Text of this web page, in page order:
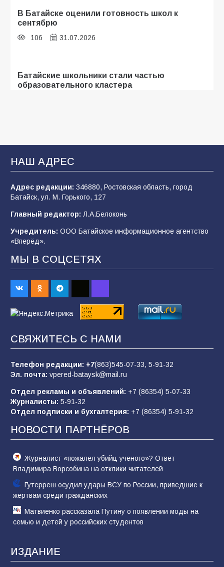
В Батайске оценили готовность школ к
сентябрю
106 31.07.2026
Батайские школьники стали частью
образовательного кластера
деле происходит в армии России в августе
2026 года
101 03.08.2026
Батайчане привезли 20 наград с областных
соревнований
91 06.08.2026
пропагандистский вброс
«Слухами Москву не возьмёшь»: почему
заявления Киева о мобилизации — это
отчаяние, а не разведка
81 02.08.2026
НАШ АДРЕС
Адрес редакции: 346880, Ростовская область, город
Батайск, ул. М. Горького, 127
Главный редактор: Л.А.Белоконь
Учредитель: ООО Батайское информационное агентство
«Вперёд».
МЫ В СОЦСЕТЯХ
СВЯЖИТЕСЬ С НАМИ
Телефон редакции: +7(863)545-07-33, 5-91-32
Эл. почта: vpered-bataysk@mail.ru
Отдел рекламы и объявлений: +7 (86354) 5-07-33
Журналисты: 5-91-32
Отдел подписки и бухгалтерия: +7 (86354) 5-91-32
НОВОСТИ ПАРТНЁРОВ
Журналист «пожалел убийц ученого»? Ответ
Владимира Ворсобина на отклики читателей
Гутерреш осудил удары ВСУ по России, приведшие к
жертвам среди гражданских
Матвиенко рассказала Путину о появлении моды на
семью и детей у российских студентов
ИЗДАНИЕ